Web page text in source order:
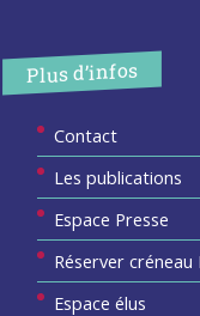
Plus d’infos
Contact
Les publications
Espace Presse
Réserver
Espace élus